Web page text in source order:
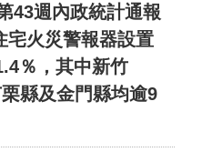
43週內政統計通報
宅火災警報器設置
％，其中新竹
縣及金門縣均逾9